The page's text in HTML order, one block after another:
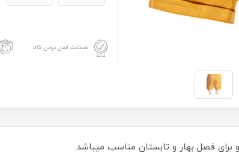
ضمانت اصل بودن کالا
فصل بهار و تابستان مناسب میباشد.